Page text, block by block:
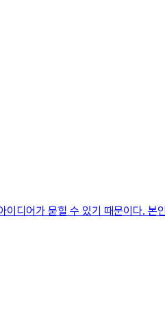
디어가 묻힐 수 있기 때문이다.